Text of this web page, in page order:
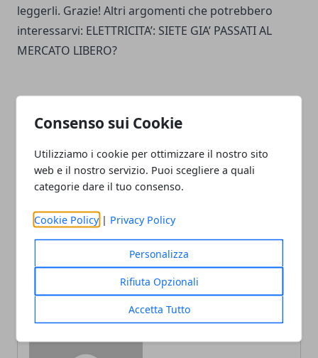
Consenso sui Cookie
Utilizziamo i cookie per ottimizzare il nostro sito
web e il nostro servizio. Puoi scegliere a quali
categorie dare il tuo consenso.
Cookie Policy | Privacy Policy
Personalizza
Rifiuta Opzionali
Accetta Tutto
leggerli. Grazie! Altri argomenti che potrebbero
interessarvi: ELETTRICITA’: SIETE GIA’ PASSATI AL
MERCATO LIBERO?
Articolo Precedente
I MIGLIORI
DEUMIDIFICATORI: GUIDA
ALL'ACQUISTO
GUIDA AL TRASLOCO FAI